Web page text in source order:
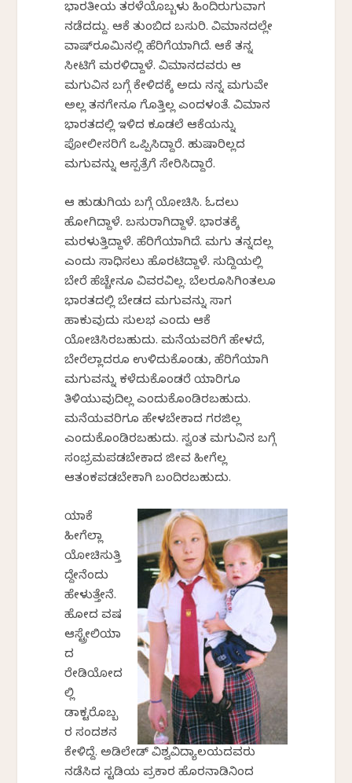
ಭಾರತೀಯ ತರಳೆಯೊಬ್ಬಳು ಹಿಂದಿರುಗುವಾಗ
ನಡೆದದ್ದು. ಆಕೆ ತುಂಬಿದ ಬಸುರಿ. ವಿಮಾನದಲ್ಲೇ
ವಾಷ್‌ರೂಮಿನಲ್ಲಿ ಹೆರಿಗೆಯಾಗಿದೆ. ಆಕೆ ತನ್ನ
ಸೀಟಿಗೆ ಮರಳಿದ್ದಾಳೆ. ವಿಮಾನದವರು ಆ
ಮಗುವಿನ ಬಗ್ಗೆ ಕೇಳಿದಕ್ಕೆ ಅದು ನನ್ನ ಮಗುವೇ
ಅಲ್ಲ ತನಗೇನೂ ಗೊತ್ತಿಲ್ಲ ಎಂದಳಂತೆ. ವಿಮಾನ
ಭಾರತದಲ್ಲಿ ಇಳಿದ ಕೂಡಲೆ ಆಕೆಯನ್ನು
ಪೋಲೀಸರಿಗೆ ಒಪ್ಪಿಸಿದ್ದಾರೆ. ಹುಷಾರಿಲ್ಲದ
ಮಗುವನ್ನು ಆಸ್ಪತ್ರೆಗೆ ಸೇರಿಸಿದ್ದಾರೆ.
ಆ ಹುಡುಗಿಯ ಬಗ್ಗೆ ಯೋಚಿಸಿ. ಓದಲು
ಹೋಗಿದ್ದಾಳೆ. ಬಸುರಾಗಿದ್ದಾಳೆ. ಭಾರತಕ್ಕೆ
ಮರಳುತ್ತಿದ್ದಾಳೆ. ಹೆರಿಗೆಯಾಗಿದೆ. ಮಗು ತನ್ನದಲ್ಲ
ಎಂದು ಸಾಧಿಸಲು ಹೊರಟಿದ್ದಾಳೆ. ಸುದ್ದಿಯಲ್ಲಿ
ಬೇರೆ ಹೆಚ್ಚೇನೂ ವಿವರವಿಲ್ಲ. ಬೆಲರೂಸಿಗಿಂತಲೂ
ಭಾರತದಲ್ಲಿ ಬೇಡದ ಮಗುವನ್ನು ಸಾಗ
ಹಾಕುವುದು ಸುಲಭ ಎಂದು ಆಕೆ
ಯೋಚಿಸಿರಬಹುದು. ಮನೆಯವರಿಗೆ ಹೇಳದೆ,
ಬೇರೆಲ್ಲಾದರೂ ಉಳಿದುಕೊಂಡು, ಹೆರಿಗೆಯಾಗಿ
ಮಗುವನ್ನು ಕಳೆದುಕೊಂಡರೆ ಯಾರಿಗೂ
ತಿಳಿಯುವುದಿಲ್ಲ ಎಂದುಕೊಂಡಿರಬಹುದು.
ಮನೆಯವರಿಗೂ ಹೇಳಬೇಕಾದ ಗರಜಿಲ್ಲ
ಎಂದುಕೊಂಡಿರಬಹುದು. ಸ್ವಂತ ಮಗುವಿನ ಬಗ್ಗೆ
ಸಂಭ್ರಮಪಡಬೇಕಾದ ಜೀವ ಹೀಗೆಲ್ಲ
ಆತಂಕಪಡಬೇಕಾಗಿ ಬಂದಿರಬಹುದು.
ಯಾಕೆ
ಹೀಗೆಲ್ಲಾ
ಯೋಚಿಸುತ್ತಿ
ದ್ದೇನೆಂದು
ಹೇಳುತ್ತೇನೆ.
ಹೋದ ವರ್ಷ
ಆಸ್ಟ್ರೇಲಿಯಾ
ದ
ರೇಡಿಯೋದ
ಲ್ಲಿ
ಡಾಕ್ಟರೊಬ್ಬ
ರ ಸಂದರ್ಶನ
ಕೇಳಿದ್ದೆ. ಅಡಿಲೇಡ್ ವಿಶ್ವವಿದ್ಯಾಲಯದವರು
ನಡೆಸಿದ ಸ್ಟಡಿಯ ಪ್ರಕಾರ ಹೊರನಾಡಿನಿಂದ